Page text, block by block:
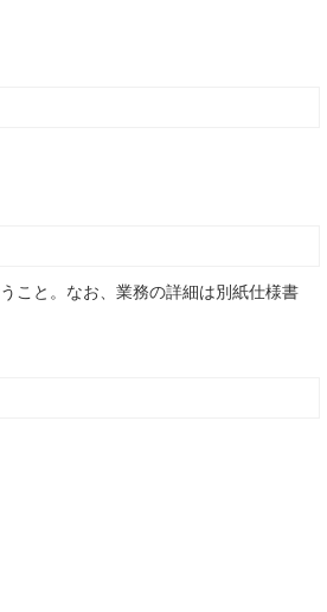
こと。なお、業務の詳細は別紙仕様書